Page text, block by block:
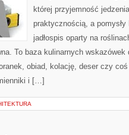
której przyjemność
praktycznością, a
jadłospis oparty na
To baza kulinarnych
obiad, kolację, deser czy
i […]